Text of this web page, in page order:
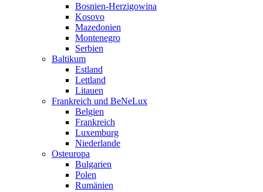
Bosnien-Herzigowina
Kosovo
Mazedonien
Montenegro
Serbien
Baltikum
Estland
Lettland
Litauen
Frankreich und BeNeLux
Belgien
Frankreich
Luxemburg
Niederlande
Osteuropa
Bulgarien
Polen
Rumänien